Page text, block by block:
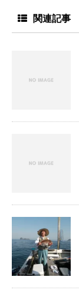
関連記事